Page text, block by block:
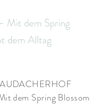
Mit dem Spring
dem Alltag
dem Spring Blossom